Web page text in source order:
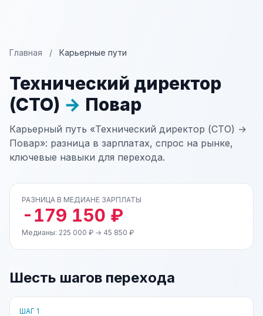
Главная / Карьерные пути
Технический директор
(CTO) → Повар
Карьерный путь «Технический директор (CTO) →
Повар»: разница в зарплатах, спрос на рынке,
ключевые навыки для перехода.
РАЗНИЦА В МЕДИАНЕ ЗАРПЛАТЫ
-179 150 ₽
Медианы: 225 000 ₽ → 45 850 ₽
Шесть шагов перехода
ШАГ 1